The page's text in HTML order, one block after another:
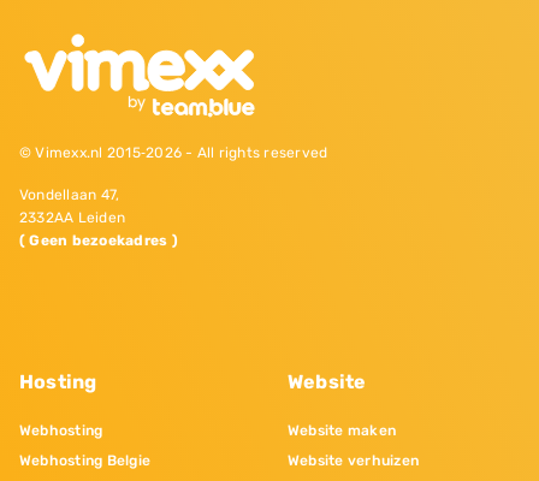
© Vimexx.nl 2015‐2026 - All rights reserved
Vondellaan 47,
2332AA Leiden
( Geen bezoekadres )
Hosting
Webhosting
Webhosting Belgie
Website
Website maken
Website verhuizen